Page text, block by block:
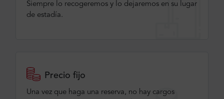
Siempre lo recogeremos y lo dejaremos en su lugar
de estadía.
Precio fijo
Una vez que haga una reserva, no hay cargos